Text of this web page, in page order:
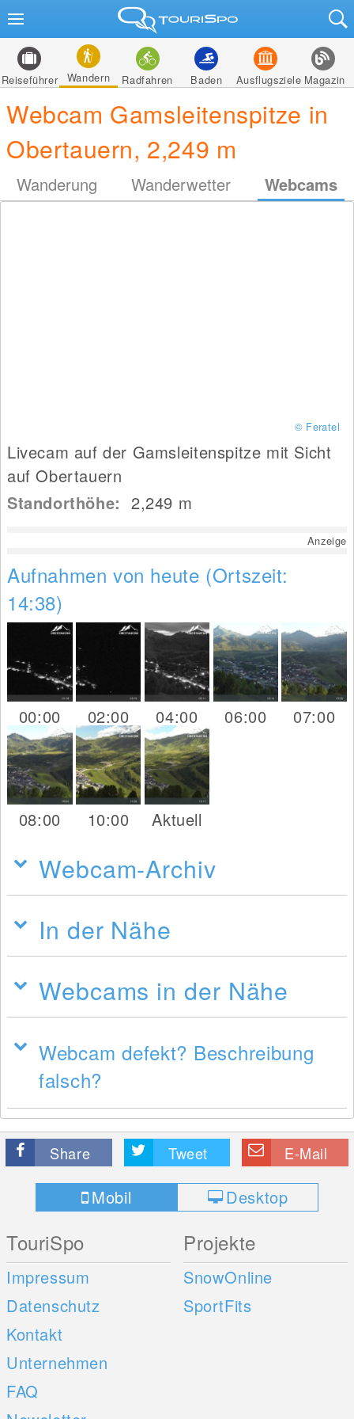
Reiseführer Wandern Radfahren Baden Ausflugsziele Magazin
Webcam Gamsleitenspitze in
Obertauern, 2,249 m
Wanderung Wanderwetter Webcams
© Feratel
Livecam auf der Gamsleitenspitze mit Sicht
auf Obertauern
Standorthöhe:2,249 m
Anzeige
Aufnahmen von heute (Ortszeit:
14:38)
00:00 02:00 04:00 06:00 07:00
08:00 10:00 Aktuell
Webcam-Archiv
In der Nähe
Webcams in der Nähe
Webcam defekt? Beschreibung
falsch?
Share Tweet E-Mail
Mobil Desktop
TouriSpo
Impressum
Datenschutz
Kontakt
Unternehmen
FAQ
Projekte
SnowOnline
SportFits